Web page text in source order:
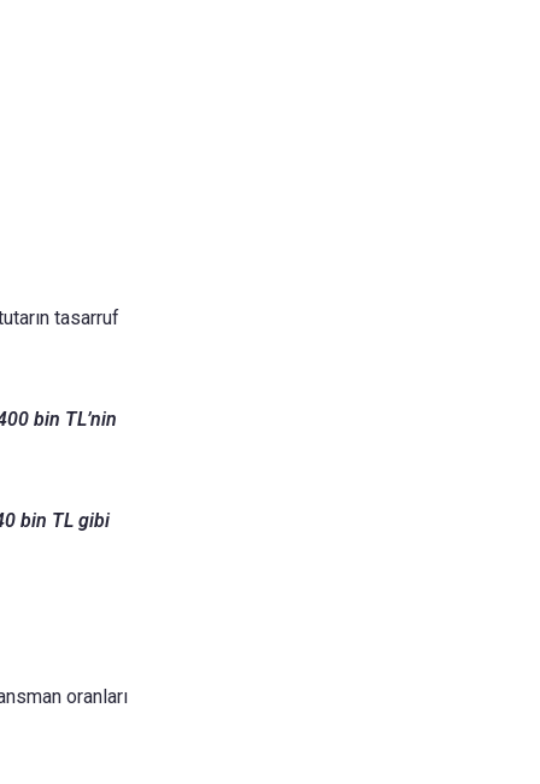
tasarruf
bin TL’nin
bin TL gibi
oranları